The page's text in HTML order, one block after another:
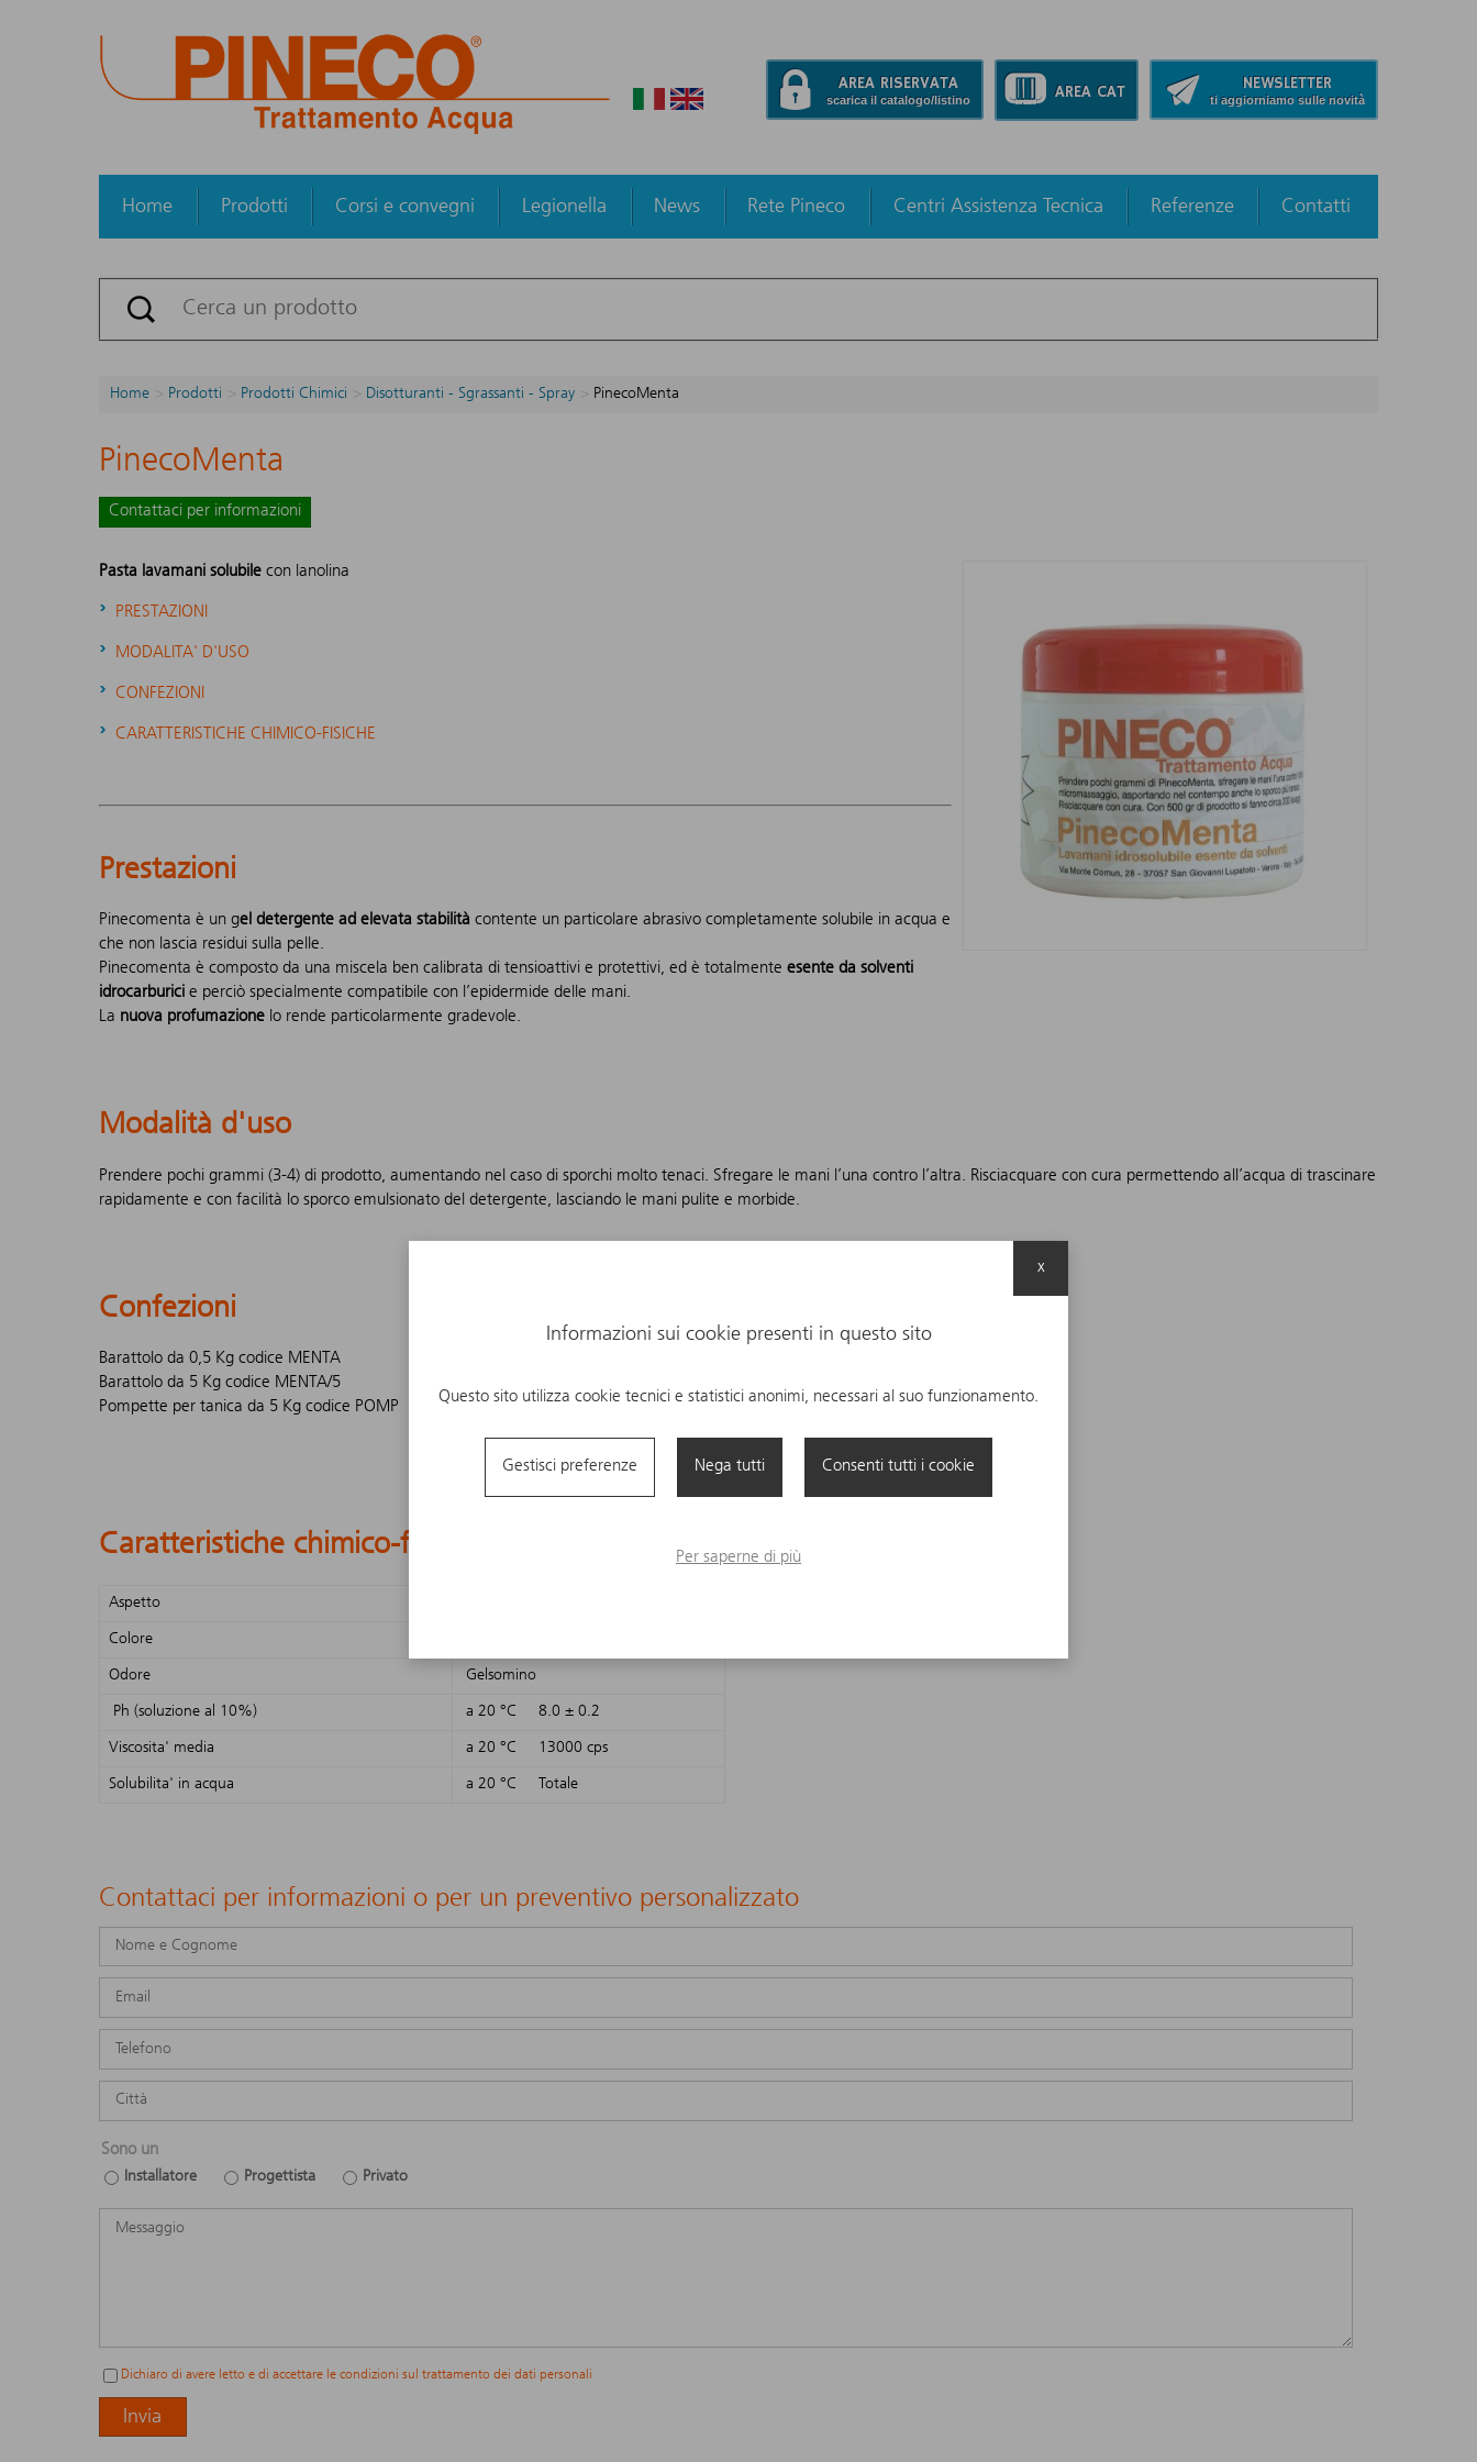
NEWSLETTER
ti aggiorniamo sulle novità
AREA CAT
AREA RISERVATA
scarica il catalogo/listino
Home Prodotti Corsi e convegni Legionella News Rete Pineco Centri Assistenza Tecnica Referenze Contatti
Home Prodotti Prodotti Chimici Disotturanti - Sgrassanti - Spray PinecoMenta
PinecoMenta
Contattaci per informazioni
Pasta lavamani solubilecon lanolina
PRESTAZIONI
MODALITA' D'USO
CONFEZIONI
CARATTERISTICHE CHIMICO-FISICHE
Prestazioni
Pinecomenta è un gel detergente ad elevata stabilitàcontente un particolare abrasivo completamente solubile in acqua e
che non lascia residui sulla pelle.
Pinecomenta è composto da una miscela ben calibrata di tensioattivi e protettivi, ed è totalmente esente da solventi
idrocarburici e perciò specialmente compatibile con l’epidermide delle mani.
La nuova profumazionelo rende particolarmente gradevole.
Modalità d'uso
Prendere pochi grammi (3-4) di prodotto, aumentando nel caso di sporchi molto tenaci. Sfregare le mani l’una contro l’altra. Risciacquare con cura permettendo all’acqua di trascinare
rapidamente e con facilità lo sporco emulsionato del detergente, lasciando le mani pulite e morbide.
Confezioni
Barattolo da 0,5 Kg codice MENTA
Barattolo da 5 Kg codice MENTA/5
Pompette per tanica da 5 Kg codice POMP
Caratteristiche chimico-fisiche
Aspetto
Colore
Odore Gelsomino
Ph (soluzione al 10%) a 20 °C 8.0 ± 0.2
Viscosita' media a 20 °C 13000 cps
Solubilita' in acqua a 20 °C Totale
Contattaci per informazioni o per un preventivo personalizzato
Sono un
Installatore Progettista Privato
Dichiaro di avere letto e di accettare le condizioni sul trattamento dei dati personali
Informazioni sui cookie presenti in questo sito
Questo sito utilizza cookie tecnici e statistici anonimi, necessari al suo funzionamento.
Gestisci preferenze Nega tutti Consenti tutti i cookie
Per saperne di più
x